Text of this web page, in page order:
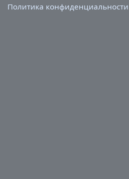
Политика конфиденциальности